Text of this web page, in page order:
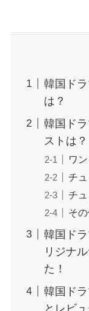
韓国ド
は？
韓国ド
ストは？
ワ
チ
チ
そ
韓国ド
リジナ
た！
韓国ド
とレビ